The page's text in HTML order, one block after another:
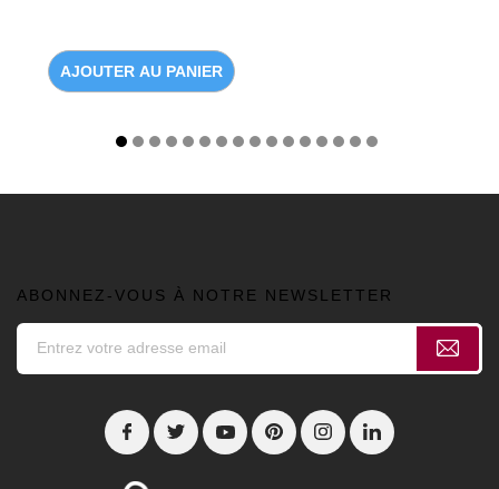
AJOUTER AU PANIER
ABONNEZ-VOUS À NOTRE NEWSLETTER